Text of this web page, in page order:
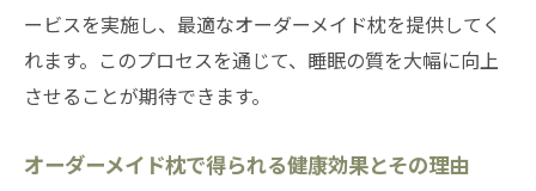
イド枕
睡眠環境改善への第一歩としてのオーダー
メイド枕
オーダーメイド枕がもたらす快適な睡眠の
ービスを実施し、最適なオーダーメイド枕を提供してく
れます。このプロセスを通じて、睡眠の質を大幅に向上
させることが期待できます。
オーダーメイド枕で得られる健康効果とその理由